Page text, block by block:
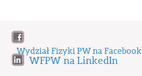
Wydział Fizyki PW na Facebook
WFPW na LinkedIn